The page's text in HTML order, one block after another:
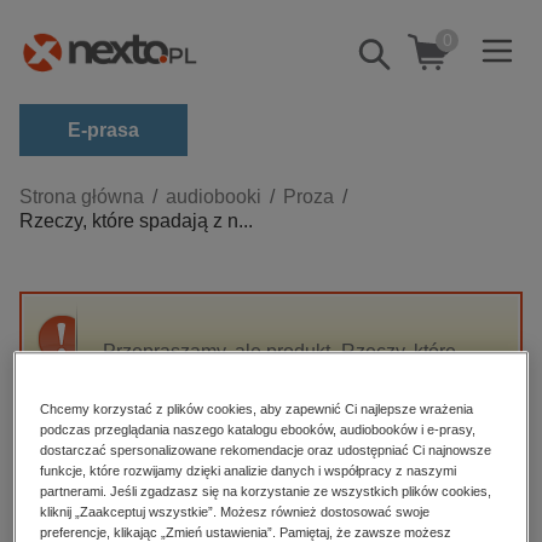
Pokaż/schowaj
wyszukiwarkę
0
E-prasa
Kategorie
Zobacz wszystkie E-prasa
budownictwo, aranżacja wnętrz
darmowe wydania
edukacja
hobby, sport, rozrywka
komputery, internet, technologie, informatyka
Strona główna audiobooki
Proza
Rzeczy, które spadają z n...
Przepraszamy, ale produkt „Rzeczy, które
High-contrast mode
Polecane
Chcemy korzystać z plików cookies, aby zapewnić Ci najlepsze wrażenia
podczas przeglądania naszego katalogu ebooków, audiobooków i e-prasy,
dostarczać spersonalizowane rekomendacje oraz udostępniać Ci najnowsze
funkcje, które rozwijamy dzięki analizie danych i współpracy z naszymi
partnerami. Jeśli zgadzasz się na korzystanie ze wszystkich plików cookies,
kliknij „Zaakceptuj wszystkie”. Możesz również dostosować swoje
preferencje, klikając „Zmień ustawienia”. Pamiętaj, że zawsze możesz